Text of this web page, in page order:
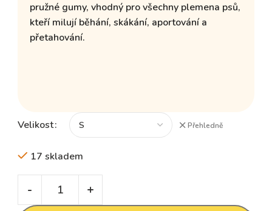
pružné gumy, vhodný pro všechny plemena psů,
kteří milují běhání, skákání, aportování a
přetahování.
Velikost Přehledně
17 skladem